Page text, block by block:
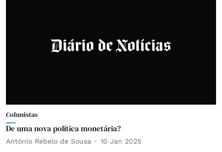
Colunistas
De uma nova política monetária?
António Rebelo de Sousa 10 Jan 2025